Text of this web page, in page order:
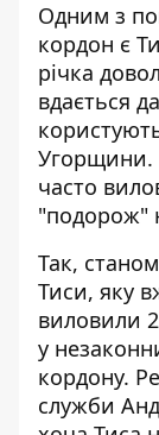
Одним з
кордон є
річка
вдається
Угорщини.
часто
"подорож"
Так,
Тиси, яку
виловили
у
кордону.
служби